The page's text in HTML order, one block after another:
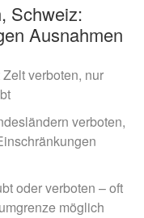
Schweiz:
Ausnahmen
verboten, nur
verboten,
oder verboten – oft
möglich